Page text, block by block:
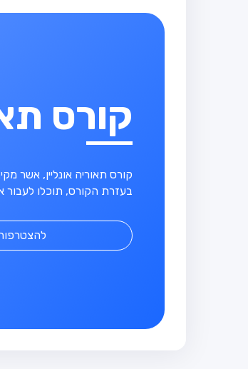
קורס
קורס תאוריה אונליין, אשר
בעזרת הקורס, תוכלו לעבור